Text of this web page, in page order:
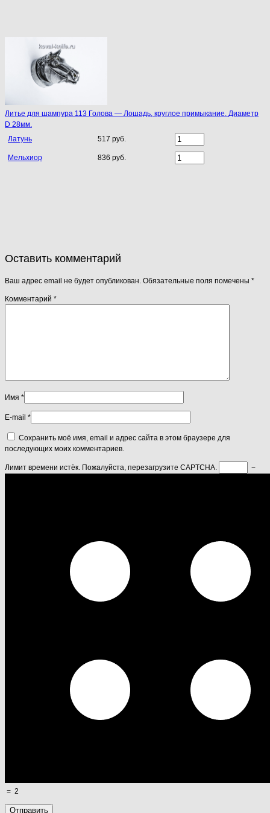
Литье для шампура 113 Голова — Лошадь, круглое примыкание. Диаметр
D 28мм.
Латунь
517 руб.
Мельхиор 836 руб.
Оставить комментарий
Ваш адрес email не будет опубликован. Обязательные поля помечены *
Комментарий *
Имя *
E-mail *
Сохранить моё имя, email и адрес сайта в этом браузере для
последующих моих комментариев.
Лимит времени истёк. Пожалуйста, перезагрузите CAPTCHA. −
= 2